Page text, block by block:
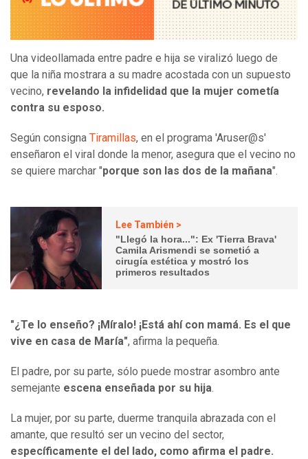
Una videollamada entre padre e hija se viralizó luego de
que la niña mostrara a su madre acostada con un supuesto
vecino, revelando la infidelidad que la mujer cometía
contra su esposo.
Según consigna Tiramillas, en el programa 'Aruser@s'
enseñaron el viral donde la menor, asegura que el vecino no
se quiere marchar "porque son las dos de la mañana".
Lee También >
"Llegó la hora...": Ex 'Tierra Brava'
Camila Arismendi se sometió a
cirugía estética y mostró los
primeros resultados
"¿Te lo enseño? ¡Míralo! ¡Está ahí con mamá. Es el que
vive en casa de María", afirma la pequeña.
El padre, por su parte, sólo puede mostrar asombro ante
semejante escena enseñada por su hija.
La mujer, por su parte, duerme tranquila abrazada con el
amante, que resultó ser un vecino del sector,
específicamente el del lado, como afirma el padre.